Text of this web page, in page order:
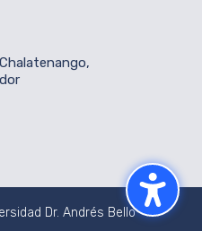
Dr. Andrés Bello